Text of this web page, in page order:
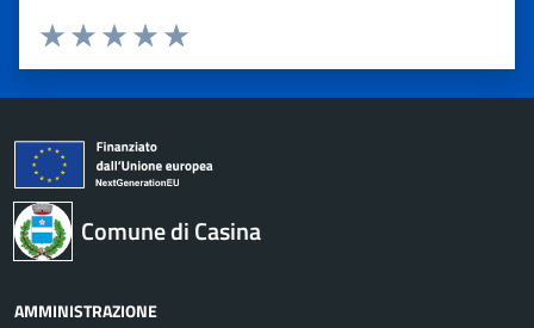
Valuta 5 stelle su 5
Valuta 4 stelle su 5
Valuta 3 stelle su 5
Valuta 2 stelle su 5
Valuta 1 stelle su 5
Comune di Casina
AMMINISTRAZIONE